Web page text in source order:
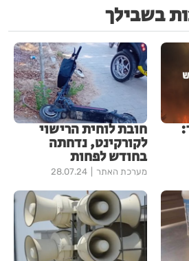
בשבילך
חובת לוחית הרישוי
לקורקינט, נדחתה
בחודש לפחות
מערכת האתר 28.07.24